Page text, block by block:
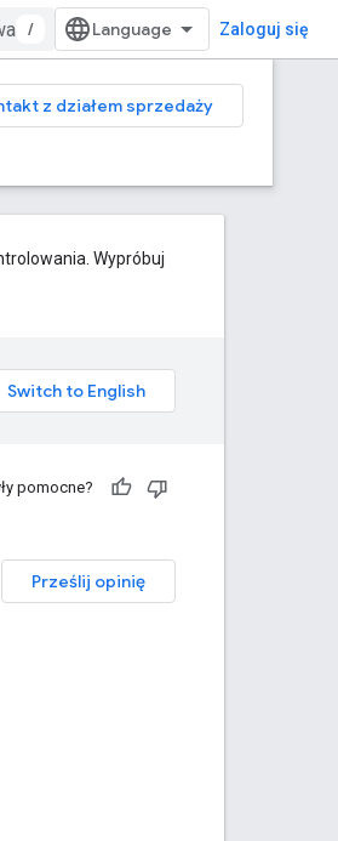
/ Zaloguj się
z działem sprzedaży
Wypróbuj
pomocne?
Prześlij opinię